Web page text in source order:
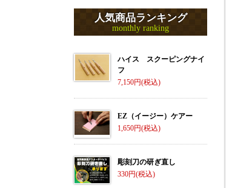
人気商品ランキング
monthly ranking
ハイス スクーピングナイ
フ
7,150
EZ（イージー）ケアー
1,650
彫刻刀の研ぎ直し
330